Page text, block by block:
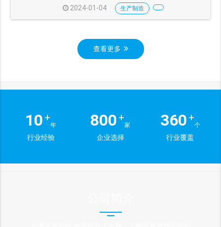
2024-01-04 生产制造
查看更多
10 +
年
行业经验
800 +
家
企业选择
360 +
个
行业覆盖